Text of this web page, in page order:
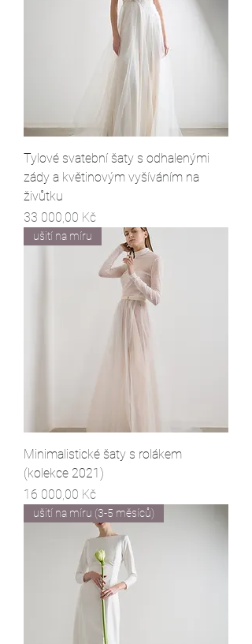
Tylové svatební šaty s odhalenými
zády a květinovým vyšíváním na
živůtku
Cena
33 000,00 Kč
ušití na míru
Minimalistické šaty s rolákem
(kolekce 2021)
Cena
16 000,00 Kč
ušití na míru (3-5 měsíců)